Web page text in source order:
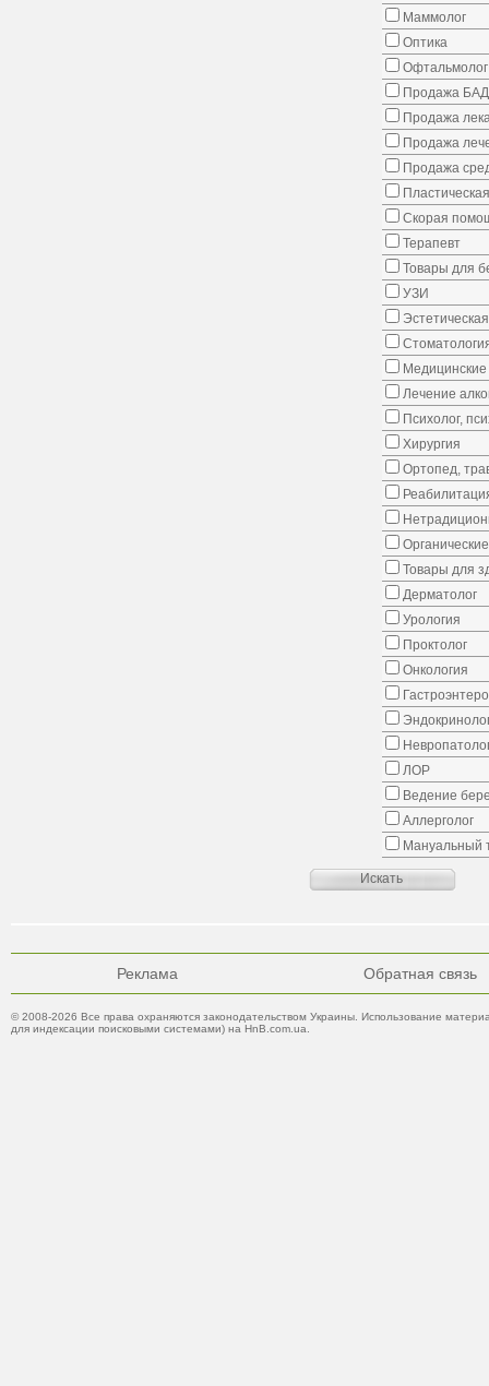
Маммолог
Оптика
Офтальмолог
Продажа
Продажа
Продажа
Продажа
Скорая
Терапевт
Товары для
УЗИ
Медицинские
Лечение
Психолог,
Хирургия
Ортопед,
Товары для
Дерматолог
Урология
Проктолог
Онкология
ЛОР
Ведение
Аллерголог
Мануальный
Реклама Обратная связь
© 2008-2026 Все права охраняются законодательством Украины. Использование
для индексации поисковыми системами) на HnB.com.ua.